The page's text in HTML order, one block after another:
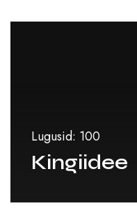
Lugusid: 100
Kingiidee